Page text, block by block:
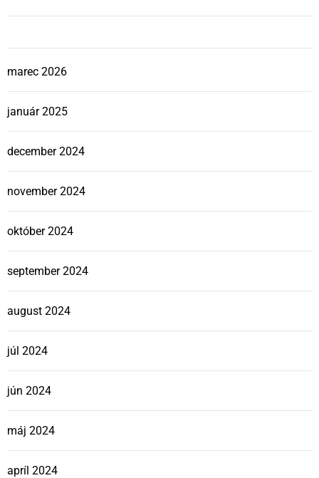
marec 2026
január 2025
december 2024
november 2024
október 2024
september 2024
august 2024
júl 2024
jún 2024
máj 2024
apríl 2024